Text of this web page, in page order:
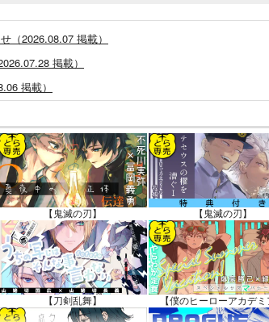
（2026.08.07 掲載）
掲載）
掲載）
らせ（2026.05.07 掲載）
新プラン導入のお知らせ（2026.03.09 掲載）
のお知らせ（2026.02.05 掲載）
サービス開始のお知らせ（2026.01.05 更新｜
ンペーン」終了のお知らせ（2025.11.21 掲載）
掲載）
載）
【鬼滅の刃】 【鬼滅の刃】
【刀剣乱舞】 【僕のヒーローアカデミ